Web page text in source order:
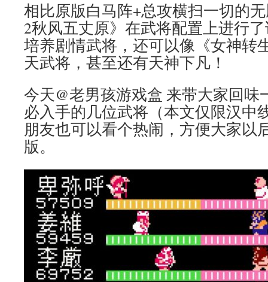
相比原版白马阵+总攻横扫一切的
2秋风五丈原》在武将配置上进行
培养剧情武将，还可以像《女神转
天武将，甚至还有天神下凡！
今天@老男孩游戏盒 来带大家回味
必入手的几位武将（本文仅限汉中
朋友也可以看个热闹，方便大家以
版。